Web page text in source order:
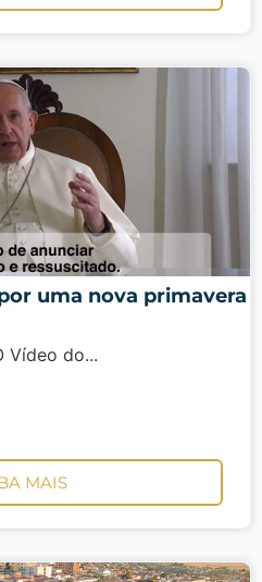
uma nova primavera
Vídeo do...
MAIS